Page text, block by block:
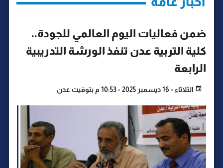
ضمن فعاليات اليوم العالمي للجودة..
كلية التربية عدن تنفذ الورشة التدريبية
الرابعة
الثلاثاء - 16 ديسمبر 2025 - 10:53 م بتوقيت عدن